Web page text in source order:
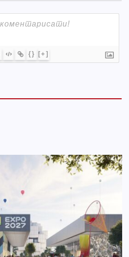
{} [+]